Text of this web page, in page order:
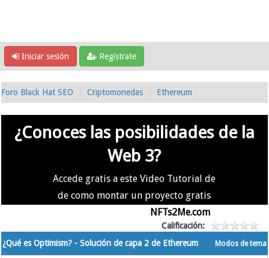
Iniciar sesión Regístrate
Foro Black Hat SEO Criptomonedas Ethereum
¿Conoces las posibilidades de la
Web 3?
Accede gratis a este Video Tutorial de
de como montar un proyecto gratis
NFTs2Me.com
Calificación:
Modos de tema
¿Qué es Optimism? - Solución de capa 2 de Ethereum